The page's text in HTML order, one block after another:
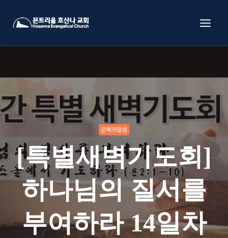
은혜의말씀
[특별새벽기도회]
하나님의 질서를
부여하라 14일차